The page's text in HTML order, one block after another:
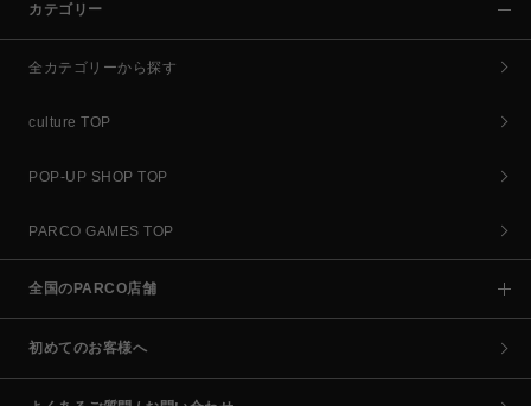
カテゴリー
全カテゴリーから探す
culture TOP
POP-UP SHOP TOP
PARCO GAMES TOP
全国のPARCO店舗
初めてのお客様へ